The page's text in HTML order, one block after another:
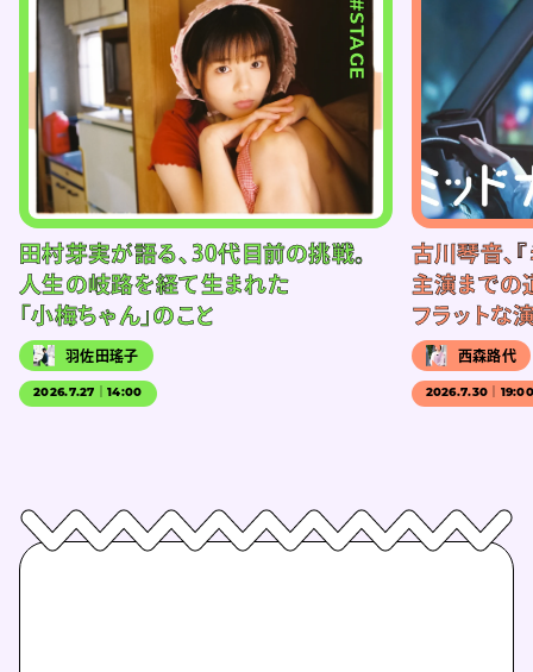
#STAGE
田村芽実が語る、30代目前の挑戦。
人生の岐路を経て生まれた
「小梅ちゃん」のこと
羽佐田瑤子
2026.7.27｜14:00
古川琴音、
主演までの
フラットな
西森路代
2026.7.30｜